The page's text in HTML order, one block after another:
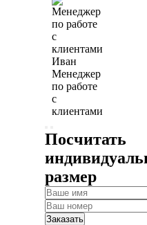
Иван
Менеджер
по работе
с
клиентами
Посчитать
размер
Заказать